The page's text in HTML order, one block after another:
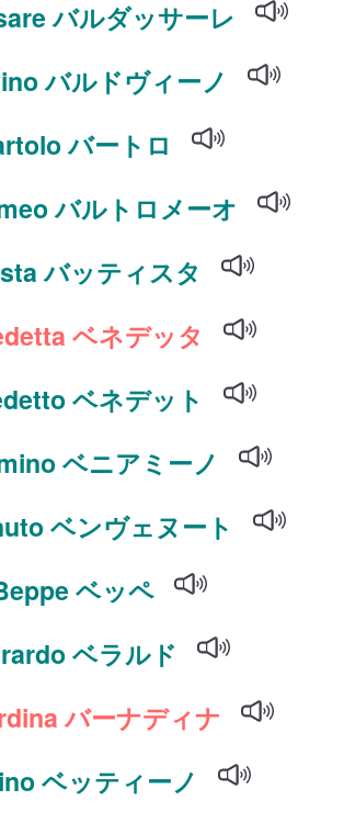
バルダッサーレ
バルドヴィーノ
バートロ
バルトロメーオ
バッティスタ
ベネデッタ
ベネデット
ベニアミーノ
ベンヴェヌート
ベッペ
ベラルド
バーナディナ
ベッティーノ